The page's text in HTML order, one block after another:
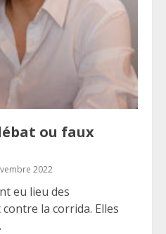
ou faux
2022
eu lieu des
la corrida. Elles